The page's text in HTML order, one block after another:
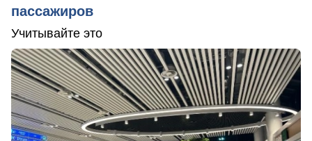
пассажиров
Учитывайте это